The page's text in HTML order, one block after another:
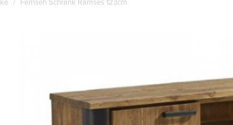
Fernseh Schrank Ramses 123cm